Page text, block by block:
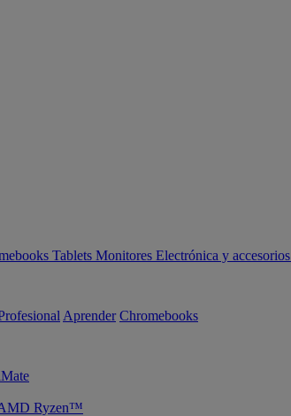
Tablets Monitores Electrónica y accesorios
Aprender Chromebooks
Ryzen™